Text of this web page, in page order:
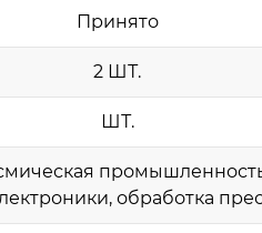
Принято
2 ШТ.
ШТ.
обработка